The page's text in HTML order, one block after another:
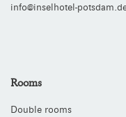
info@inselhotel-
Rooms
Double rooms